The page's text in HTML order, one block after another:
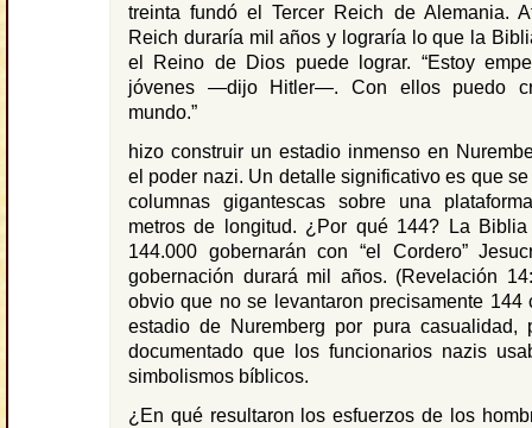
treinta fundó el Tercer Reich de Alemania.
Reich duraría mil años y lograría lo que la
el Reino de Dios puede lograr. “Estoy
jóvenes —dijo Hitler—. Con ellos puedo
mundo.”
hizo construir un estadio inmenso en
el poder nazi. Un detalle significativo es que
columnas gigantescas sobre una
metros de longitud. ¿Por qué 144? La
144.000 gobernarán con “el Cordero”
gobernación durará mil años. (Revelación
obvio que no se levantaron precisamente 144
estadio de Nuremberg por pura casualidad,
documentado que los funcionarios nazis
simbolismos bíblicos.
¿En qué resultaron los esfuerzos de los